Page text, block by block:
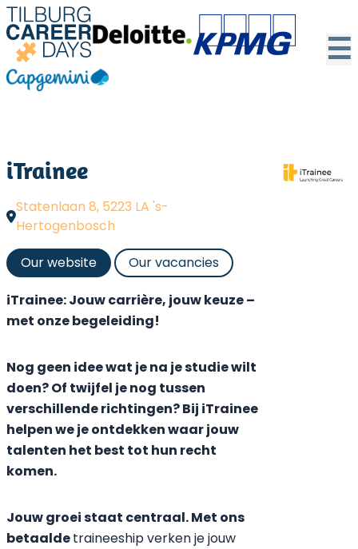
☰
iTrainee
Statenlaan 8, 5223 LA 's-
Hertogenbosch
Our website
Our vacancies
iTrainee: Jouw carrière, jouw keuze –
met onze begeleiding!
Nog geen idee wat je na je studie wilt
doen? Of twijfel je nog tussen
verschillende richtingen? Bij iTrainee
helpen we je ontdekken waar jouw
talenten het best tot hun recht
komen.
Jouw groei staat centraal. Met ons
betaaldetraineeshipverken je jouw